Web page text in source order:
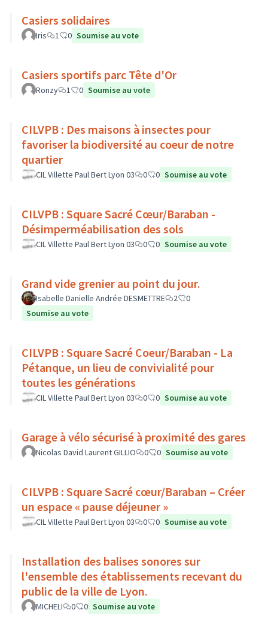
Casiers solidaires
Iris 1 0 Soumise au vote
Casiers sportifs parc Tête d'Or
Ronzy 1 0 Soumise au vote
CILVPB : Des maisons à insectes pour
favoriser la biodiversité au coeur de notre
quartier
CIL Villette Paul Bert Lyon 03 0 0 Soumise au vote
CILVPB : Square Sacré Cœur/Baraban -
Désimperméabilisation des sols
CIL Villette Paul Bert Lyon 03 0 0 Soumise au vote
Grand vide grenier au point du jour.
Isabelle Danielle Andrée DESMETTRE 2
0
Soumise au vote
CILVPB : Square Sacré Coeur/Baraban - La
Pétanque, un lieu de convivialité pour
toutes les générations
CIL Villette Paul Bert Lyon 03 0 0 Soumise au vote
Garage à vélo sécurisé à proximité des gares
Nicolas David Laurent GILLIO 0 0 Soumise au vote
CILVPB : Square Sacré cœur/Baraban – Créer
un espace « pause déjeuner »
CIL Villette Paul Bert Lyon 03 0 0 Soumise au vote
Installation des balises sonores sur
l'ensemble des établissements recevant du
public de la ville de Lyon.
MICHELI 0 0 Soumise au vote